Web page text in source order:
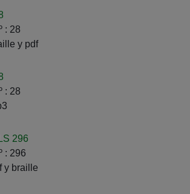
: 28
y pdf
: 28
296
: 296
y braille